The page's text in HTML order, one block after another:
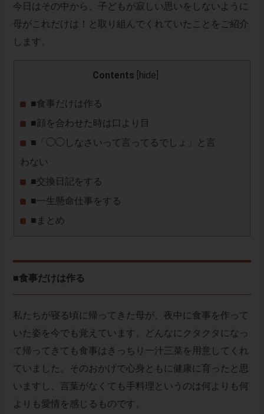
今日はその中から、子どもが寂しい思いをしないように
母がこれだけは！と取り組んでくれていたことをご紹介
します。
Contents hide
■食事だけは作る
■顔を合わせた時は口より目
■「◯◯しなさいって言ってるでしょ」と言
わない
■交換日記をする
■一生懸命仕事をする
■まとめ
■食事だけは作る
私たちが寝る頃に帰ってきた母が、夜中に食事を作って
いた姿を今でも覚えています。どんなにクタクタになっ
て帰ってきても食事はきっちり一汁三菜を用意してくれ
ていました。そのおかげで心身ともに健康に育ったと思
いますし、言葉がなくても手料理というのは何よりも何
よりも愛情を感じるものです。